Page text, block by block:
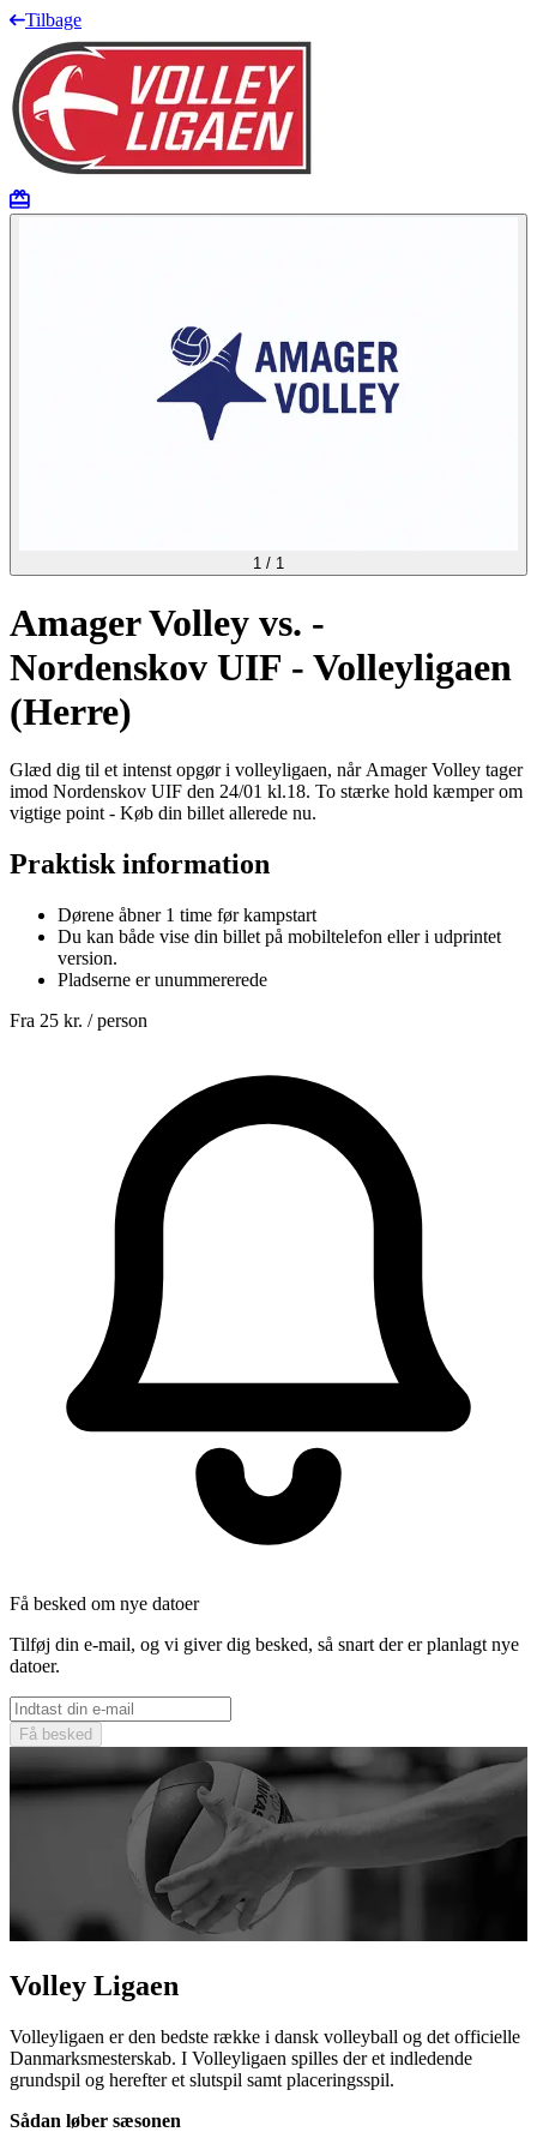
Tilbage
1 / 1
Amager Volley vs. -
Nordenskov UIF - Volleyligaen
(Herre)
Glæd dig til et intenst opgør i volleyligaen, når Amager Volley tager
imod Nordenskov UIF den 24/01 kl.18. To stærke hold kæmper om
vigtige point - Køb din billet allerede nu.
Praktisk information
Dørene åbner 1 time før kampstart
Du kan både vise din billet på mobiltelefon eller i udprintet
version.
Pladserne er unummererede
Fra 25 kr. / person
Få besked om nye datoer
Tilføj din e-mail, og vi giver dig besked, så snart der er planlagt nye
datoer.
Få besked
Volley Ligaen
Volleyligaen er den bedste række i dansk volleyball og det officielle
Danmarksmesterskab. I Volleyligaen spilles der et indledende
grundspil og herefter et slutspil samt placeringsspil.
Sådan løber sæsonen